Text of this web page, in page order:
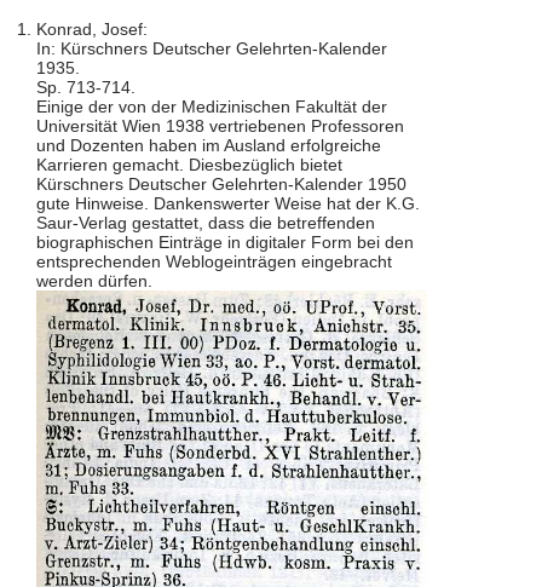
Konrad, Josef:
In: Kürschners Deutscher Gelehrten-Kalender
1935.
Sp. 713-714.
Einige der von der Medizinischen Fakultät der
Universität Wien 1938 vertriebenen Professoren
und Dozenten haben im Ausland erfolgreiche
Karrieren gemacht. Diesbezüglich bietet
Kürschners Deutscher Gelehrten-Kalender 1950
gute Hinweise. Dankenswerter Weise hat der K.G.
Saur-Verlag gestattet, dass die betreffenden
biographischen Einträge in digitaler Form bei den
entsprechenden Weblogeinträgen eingebracht
werden dürfen.